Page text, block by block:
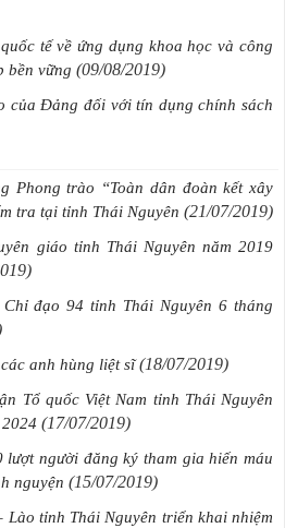
tế về ứng dụng khoa học và công
bền vững (09/08/2019)
của Đảng đối với tín dụng chính sách
Phong trào “Toàn dân đoàn kết xây
tra tại tỉnh Thái Nguyên (21/07/2019)
giáo tỉnh Thái Nguyên năm 2019
đạo 94 tỉnh Thái Nguyên 6 tháng
anh hùng liệt sĩ (18/07/2019)
Tổ quốc Việt Nam tỉnh Thái Nguyên
(17/07/2019)
lượt người đăng ký tham gia hiến máu
nguyện (15/07/2019)
Lào tỉnh Thái Nguyên triển khai nhiệm